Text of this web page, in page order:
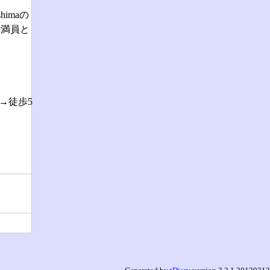
の
員と
→徒歩5